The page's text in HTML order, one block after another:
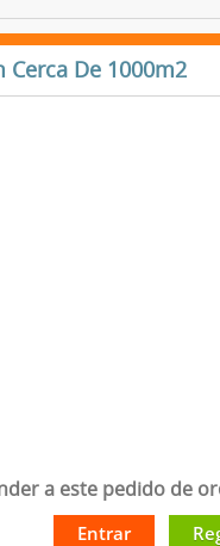
Cerca De 1000m2
a este pedido de
Entrar